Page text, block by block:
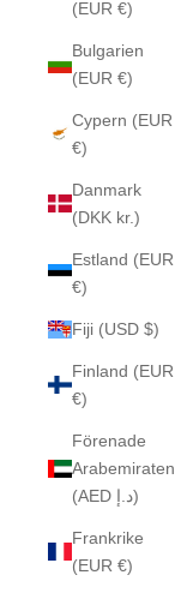
(EUR €)
Bulgarien
(EUR €)
Cypern (EUR
€)
Danmark
(DKK kr.)
Estland (EUR
€)
Fiji (USD $)
Finland (EUR
€)
Förenade
Arabemiraten
(AED د.إ)
Frankrike
(EUR €)